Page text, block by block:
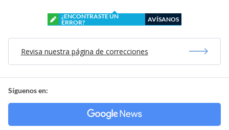
¿ENCONTRASTE UN
ERROR?
AVÍSANOS
Revisa nuestra página de correcciones
Síguenos en: